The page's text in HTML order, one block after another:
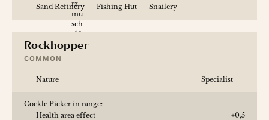
Sand Refinery
Fishing Hut Snailery
Rockhopper
COMMON
Nature Specialist
Cockle Picker in range:
Health area effect
+0,5